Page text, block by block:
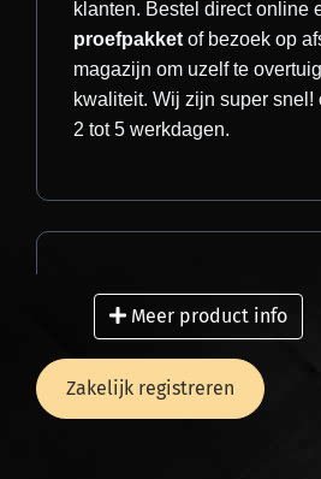
Vragen over de montage
meters? Onze experts
WhatsApp
klanten. Bestel direct online
proefpakketof bezoek op
magazijn om uzelf te
kwaliteit. Wij zijn super snel!
2 tot 5 werkdagen.
Snelle en
Wij leveren uw bestelling
thuis of direct op de
vrachtwagens zijn uitgerust
Meer product info
Zakelijk registreren